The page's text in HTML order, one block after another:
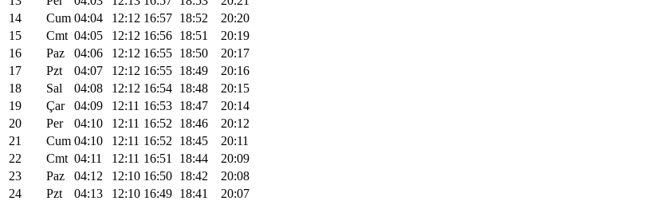
14
Cum 04:04 12:12 16:57 18:52
20:20
15
Cmt 04:05 12:12 16:56 18:51
20:19
16
Paz 04:06 12:12 16:55 18:50
20:17
17
Pzt 04:07 12:12 16:55 18:49
20:16
18
Sal 04:08 12:12 16:54 18:48
20:15
19
Çar 04:09 12:11 16:53 18:47
20:14
20
Per 04:10 12:11 16:52 18:46
20:12
21
Cum 04:10 12:11 16:52 18:45
20:11
22
Cmt 04:11 12:11 16:51 18:44
20:09
23
Paz 04:12 12:10 16:50 18:42
20:08
24
Pzt 04:13 12:10 16:49 18:41
20:07